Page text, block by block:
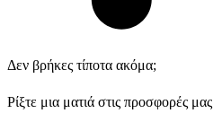
Δεν βρήκες τίποτα ακόμα;
Ρίξτε μια ματιά στις προσφορές μας